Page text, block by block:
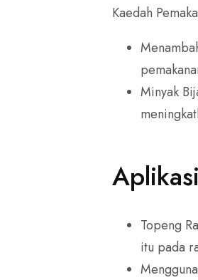
Kaedah
Minyak
Topeng
itu pada